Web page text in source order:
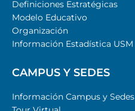
Definiciones Estratégicas
Modelo Educativo
Organización
Información Estadística USM
CAMPUS Y SEDES
Información Campus y Sedes